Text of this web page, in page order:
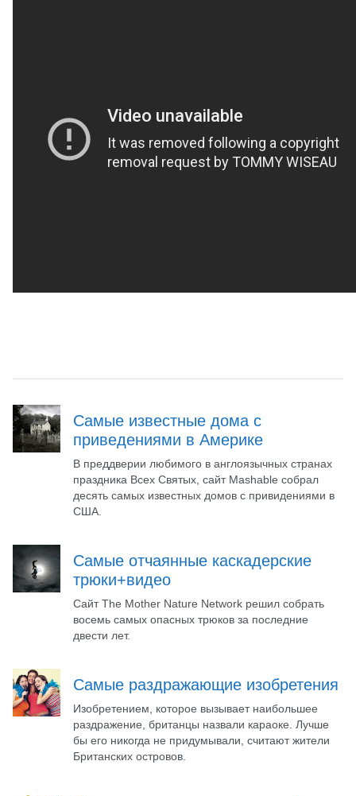
Самые известные дома с
приведениями в Америке
В преддверии любимого в англоязычных странах
праздника Всех Святых, сайт Mashable собрал
десять самых известных домов с привидениями в
США.
Самые отчаянные каскадерские
трюки+видео
Сайт The Mother Nature Network решил собрать
восемь самых опасных трюков за последние
двести лет.
Самые раздражающие изобретения
Изобретением, которое вызывает наибольшее
раздражение, британцы назвали караоке. Лучше
бы его никогда не придумывали, считают жители
Британских островов.